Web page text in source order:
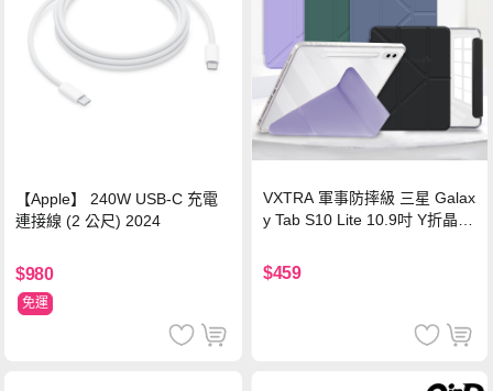
【Apple】 240W USB-C 充電
連接線 (2 公尺) 2024
$980
免運
VXTRA 軍事防摔級 三星 Galax
y Tab S10 Lite 10.9吋 Y折晶透
$459